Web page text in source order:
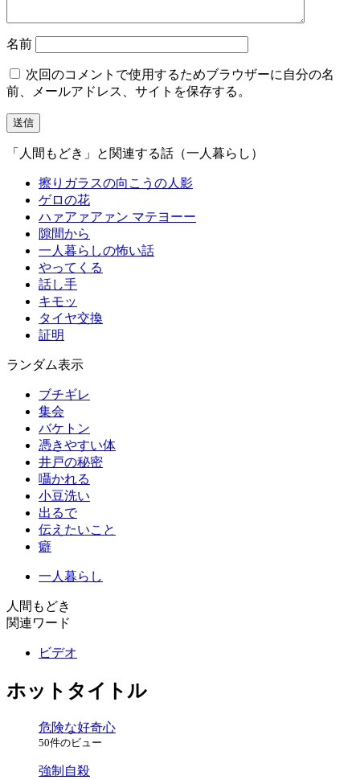
名前
次回のコメントで使用するためブラウザーに自分の名
前、メールアドレス、サイトを保存する。
「人間もどき」と関連する話（一人暮らし）
擦りガラスの向こうの人影
ゲロの花
ハァアァアァン マテヨーー
隙間から
一人暮らしの怖い話
やってくる
話し手
キモッ
タイヤ交換
証明
ランダム表示
ブチギレ
集会
バケトン
憑きやすい体
井戸の秘密
囁かれる
小豆洗い
出るで
伝えたいこと
癖
一人暮らし
人間もどき
関連ワード
ビデオ
ホットタイトル
危険な好奇心
50件のビュー
強制自殺